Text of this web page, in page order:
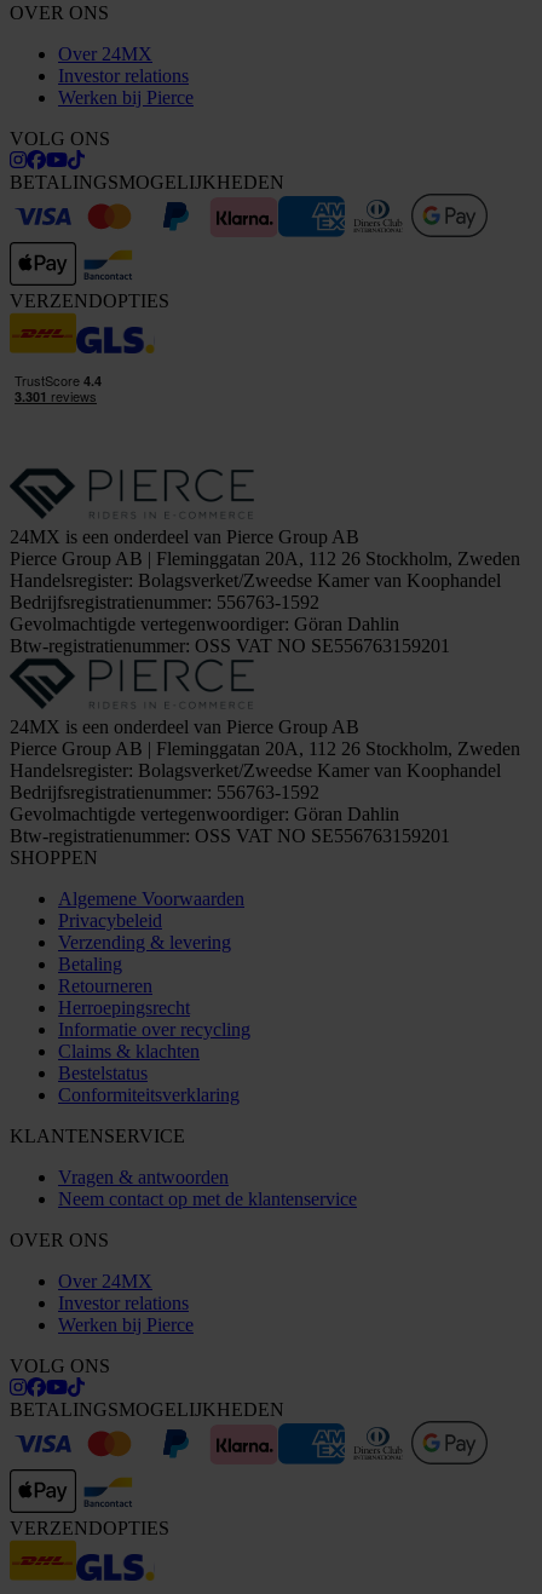
OVER ONS
Over 24MX
Investor relations
Werken bij Pierce
VOLG ONS
BETALINGSMOGELIJKHEDEN
VERZENDOPTIES
24MX is een onderdeel van Pierce Group AB
Pierce Group AB | Fleminggatan 20A, 112 26 Stockholm, Zweden
Handelsregister: Bolagsverket/Zweedse Kamer van Koophandel
Bedrijfsregistratienummer: 556763-1592
Gevolmachtigde vertegenwoordiger: Göran Dahlin
Btw-registratienummer: OSS VAT NO SE556763159201
24MX is een onderdeel van Pierce Group AB
Pierce Group AB | Fleminggatan 20A, 112 26 Stockholm, Zweden
Handelsregister: Bolagsverket/Zweedse Kamer van Koophandel
Bedrijfsregistratienummer: 556763-1592
Gevolmachtigde vertegenwoordiger: Göran Dahlin
Btw-registratienummer: OSS VAT NO SE556763159201
SHOPPEN
Algemene Voorwaarden
Privacybeleid
Verzending & levering
Betaling
Retourneren
Herroepingsrecht
Informatie over recycling
Claims & klachten
Bestelstatus
Conformiteitsverklaring
KLANTENSERVICE
Vragen & antwoorden
Neem contact op met de klantenservice
OVER ONS
Over 24MX
Investor relations
Werken bij Pierce
VOLG ONS
BETALINGSMOGELIJKHEDEN
VERZENDOPTIES